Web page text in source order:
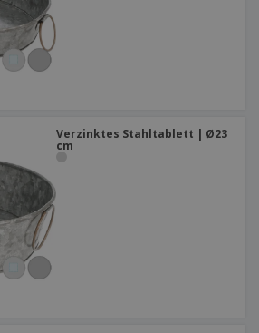
Verzinktes Stahltablett | Ø23
cm